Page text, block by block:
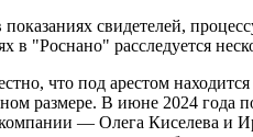
свидетелей,
"Роснано" расследуется
что под арестом
размере. В июне 2024 года
— Олега Киселева и